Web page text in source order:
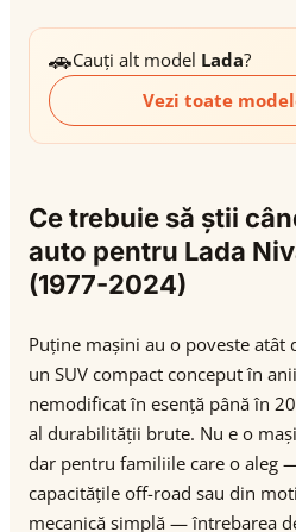
🚗Cauți alt model Lada?
Vezi toate
Ce trebuie să știi
auto pentru Lada
(1977-2024)
Puține mașini au o poveste atât
un SUV compact conceput în
nemodificat în esență până în
al durabilității brute. Nu e o
dar pentru familiile care o aleg
capacitățile off-road sau din
mecanică simplă — întrebarea